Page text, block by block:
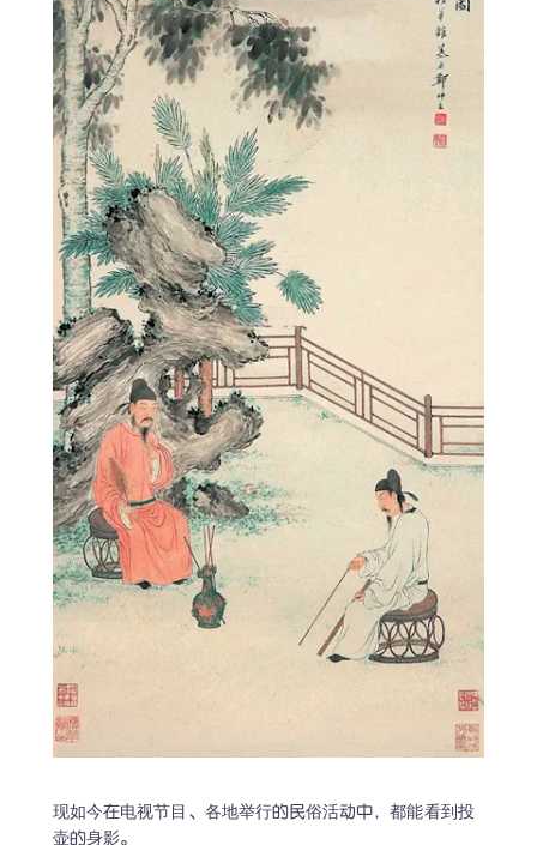
现如今在电视节目、各地举行的民俗活动中，都能看到投
壶的身影。